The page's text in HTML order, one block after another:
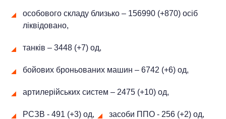
особового складу близько – 156990 (+870) осіб
ліквідовано,
танків – 3448 (+7) од,
бойових броньованих машин ‒ 6742 (+6) од,
артилерійських систем – 2475 (+10) од,
РСЗВ - 491 (+3) од, засоби ППО - 256 (+2) од,